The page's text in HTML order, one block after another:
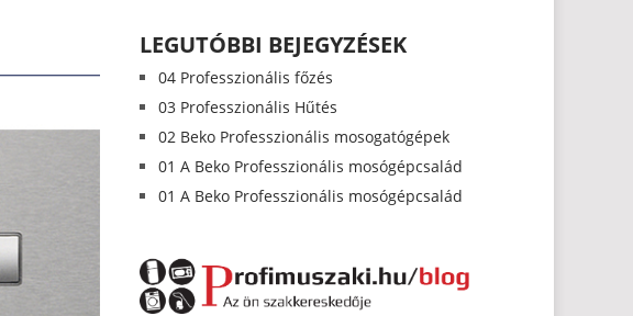
LEGUTÓBBI BEJEGYZÉSEK
04 Professzionális főzés
03 Professzionális Hűtés
02 Beko Professzionális mosogatógépek
01 A Beko Professzionális mosógépcsalád
01 A Beko Professzionális mosógépcsalád